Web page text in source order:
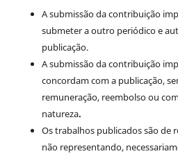
A submissão da contribuição
submeter a outro periódico e
publicação.
A submissão da contribuição
concordam com a publicação,
remuneração, reembolso ou
natureza.
Os trabalhos publicados são de
não representando,